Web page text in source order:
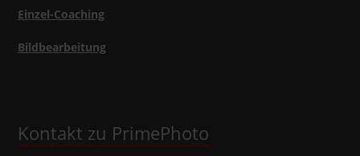
Einzel-Coaching
Bildbearbeitung
Kontakt zu PrimePhoto